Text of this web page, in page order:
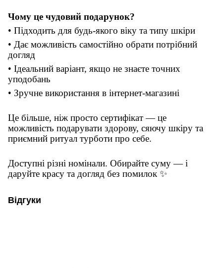
Чому це чудовий подарунок?
• Підходить для будь-якого віку та типу шкіри
• Дає можливість самостійно обрати потрібний
догляд
• Ідеальний варіант, якщо не знаєте точних
уподобань
• Зручне використання в інтернет-магазині
Це більше, ніж просто сертифікат — це
можливість подарувати здорову, сяючу шкіру та
приємний ритуал турботи про себе.
Доступні різні номінали. Обирайте суму — і
даруйте красу та догляд без помилок ✨
Відгуки